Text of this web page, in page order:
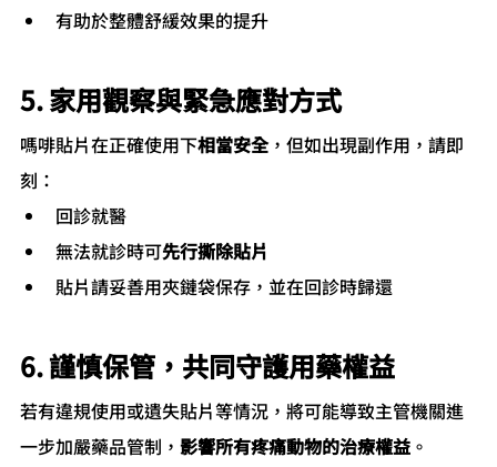
有助於整體舒緩效果的提升
5. 家用觀察與緊急應對方式
嗎啡貼片在正確使用下相當安全，但如出現副作用，請即
刻：
回診就醫
無法就診時可先行撕除貼片
貼片請妥善用夾鏈袋保存，並在回診時歸還
6. 謹慎保管，共同守護用藥權益
若有違規使用或遺失貼片等情況，將可能導致主管機關進
一步加嚴藥品管制， 影響所有疼痛動物的治療權益 。